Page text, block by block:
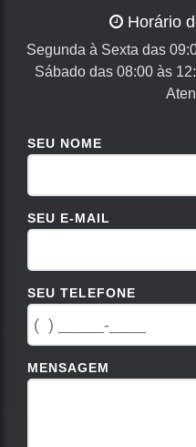
Horário
Segunda à Sexta das
Sábado das 08:00 às
SEU NOME
SEU E-MAIL
SEU TELEFONE
MENSAGEM